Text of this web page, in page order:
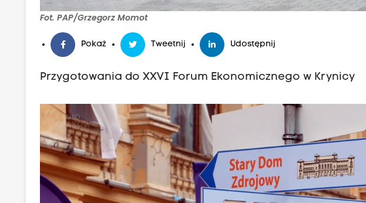
Fot. PAP/Grzegorz Momot
Pokaż Tweetnij Udostępnij
Przygotowania do XXVI Forum Ekonomicznego w Krynicy